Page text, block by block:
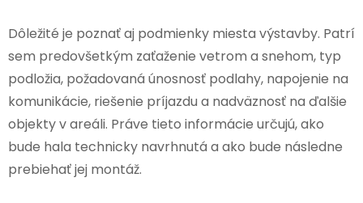
Dôležité je poznať aj podmienky miesta výstavby. Patrí
sem predovšetkým zaťaženie vetrom a snehom, typ
podložia, požadovaná únosnosť podlahy, napojenie na
komunikácie, riešenie príjazdu a nadväznosť na ďalšie
objekty v areáli. Práve tieto informácie určujú, ako
bude hala technicky navrhnutá a ako bude následne
prebiehať jej montáž.